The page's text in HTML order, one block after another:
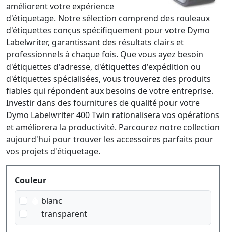
améliorent votre expérience
d'étiquetage. Notre sélection comprend des rouleaux
d'étiquettes conçus spécifiquement pour votre Dymo
Labelwriter, garantissant des résultats clairs et
professionnels à chaque fois. Que vous ayez besoin
d'étiquettes d'adresse, d'étiquettes d'expédition ou
d'étiquettes spécialisées, vous trouverez des produits
fiables qui répondent aux besoins de votre entreprise.
Investir dans des fournitures de qualité pour votre
Dymo Labelwriter 400 Twin rationalisera vos opérations
et améliorera la productivité. Parcourez notre collection
aujourd'hui pour trouver les accessoires parfaits pour
vos projets d'étiquetage.
Produktfilter
Couleur
blanc
transparent